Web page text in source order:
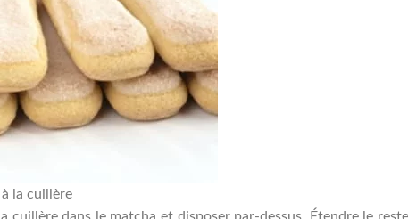
la cuillère
cuillère dans le matcha et disposer par-dessus. Étendre le